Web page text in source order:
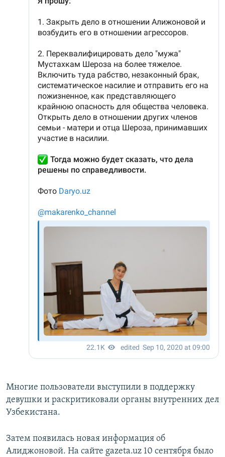
Многие пользователи выступили в поддержку
девушки и раскритиковали органы внутренних дел
Узбекистана.
Затем появилась новая информация об
Алиджоновой. На сайте gazeta.uz 10 сентября было